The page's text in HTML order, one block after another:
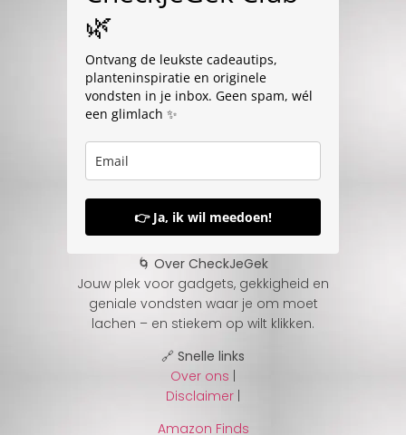
🌿
Ontvang de leukste cadeautips,
planteninspiratie en originele
vondsten in je inbox. Geen spam, wél
een glimlach ✨
👉 Ja, ik wil meedoen!
🌀 Over CheckJeGek
Jouw plek voor gadgets, gekkigheid en
geniale vondsten waar je om moet
lachen – en stiekem op wilt klikken.
🔗 Snelle links
Over ons |
Disclaimer |
Amazon Finds